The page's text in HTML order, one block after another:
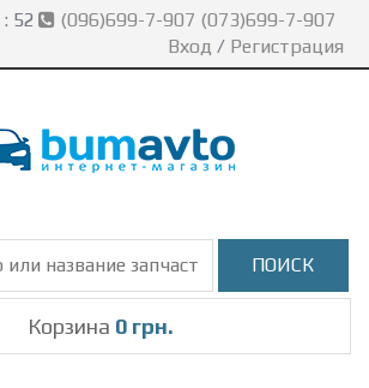
52
(096)699-7-907 (073)699-7-907
Вход / Регистрация
Корзина 0 грн.